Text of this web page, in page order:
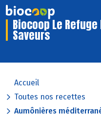
Biocoop Le Refuge
Saveurs
Accueil
Toutes nos recettes
Aumônières